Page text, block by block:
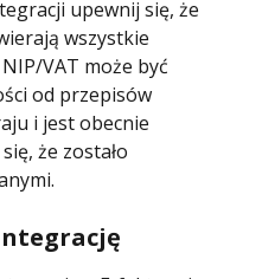
upewnij się, że
wszystkie
VAT może być
od przepisów
i jest obecnie
że zostało